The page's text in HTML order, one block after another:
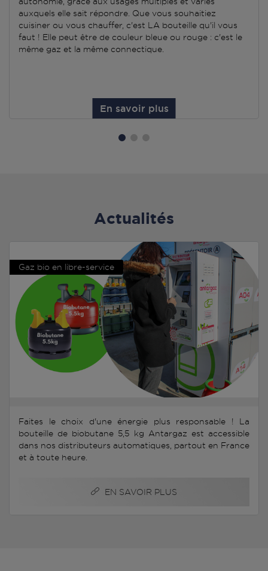
auxquels elle sait répondre. Que vous souhaitiez
cuisiner ou vous chauffer, c'est LA bouteille qu'il vous
faut ! Elle peut être de couleur bleue ou rouge : c'est le
même gaz et la même connectique.
En savoir plus
Actualités
Gaz bio en libre-service
Faites le choix d'une énergie plus responsable ! La
bouteille de biobutane 5,5 kg Antargaz est accessible
dans nos distributeurs automatiques, partout en France
et à toute heure.
EN SAVOIR PLUS